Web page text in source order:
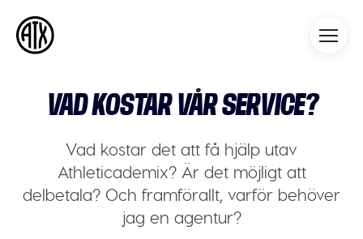
VAD KOSTAR VÅR SERVICE?
Vad kostar det att få hjälp utav
Athleticademix? Är det möjligt att
delbetala? Och framförallt, varför behöver
jag en agentur?